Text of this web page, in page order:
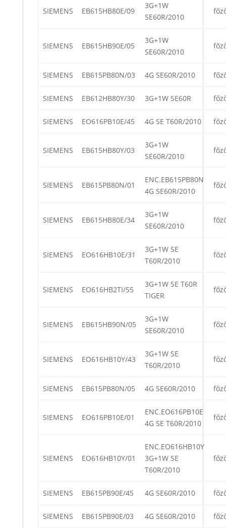
SIEMENS EB615HB80E/09
3G+1W
SE60R/2010
SIEMENS EB615HB90E/05
3G+1W
SE60R/2010
SIEMENS EB615PB80N/03 4G SE60R/2010
SIEMENS EB612HB80Y/30 3G+1W SE60R
SIEMENS EO616PB10E/45 4G SE T60R/2010
SIEMENS EB615HB80Y/03
3G+1W
SE60R/2010
SIEMENS EB615PB80N/01
ENC.EB615PB80N
4G SE60R/2010
SIEMENS EB615HB80E/34
3G+1W
SE60R/2010
SIEMENS EO616HB10E/31
3G+1W SE
T60R/2010
SIEMENS EO616HB2TI/55
3G+1W SE T60R
TIGER
SIEMENS EB615HB90N/05
3G+1W
SE60R/2010
SIEMENS EO616HB10Y/43
3G+1W SE
T60R/2010
SIEMENS EB615PB80N/05 4G SE60R/2010
SIEMENS EO616PB10E/01
ENC.EO616PB10E
4G SE T60R/2010
SIEMENS EO616HB10Y/01
ENC.EO616HB10Y
3G+1W SE
T60R/2010
SIEMENS EB615PB90E/45 4G SE60R/2010
SIEMENS EB615PB90E/03 4G SE60R/2010